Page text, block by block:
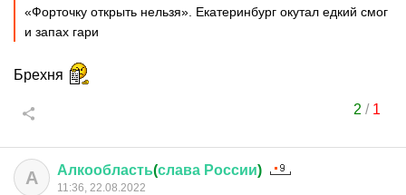
«Форточку открыть нельзя». Екатеринбург окутал едкий смог
и запах гари
Брехня
2 / 1
А Алкообласть(слава России)
11:36, 22.08.2022